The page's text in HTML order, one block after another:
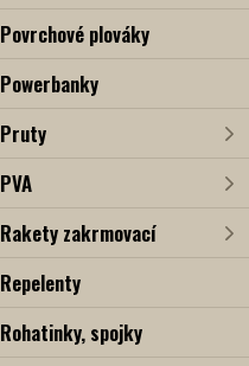
Povrchové plováky
Powerbanky
Pruty
PVA
Rakety zakrmovací
Repelenty
Rohatinky, spojky